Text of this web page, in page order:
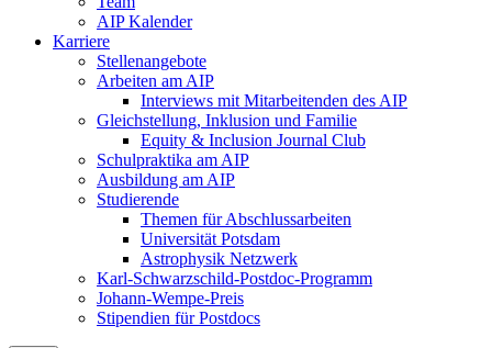
AIP Kalender
Karriere
Stellenangebote
Arbeiten am AIP
Interviews mit Mitarbeitenden des AIP
Gleichstellung, Inklusion und Familie
Equity & Inclusion Journal Club
Schulpraktika am AIP
Ausbildung am AIP
Studierende
Themen für Abschlussarbeiten
Universität Potsdam
Astrophysik Netzwerk
Karl-Schwarzschild-Postdoc-Programm
Johann-Wempe-Preis
Stipendien für Postdocs